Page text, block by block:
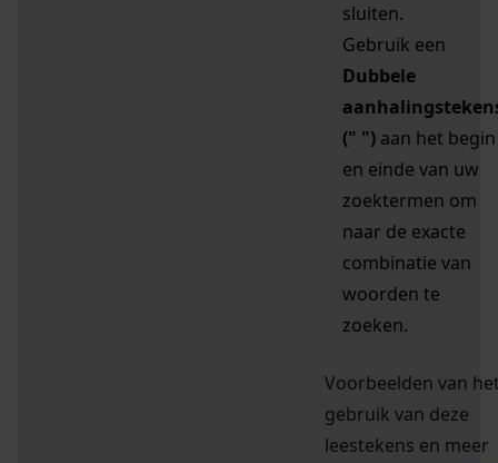
sluiten.
Gebruik een
Dubbele
(" ") aan het begin
en einde van uw
zoektermen om
naar de exacte
combinatie van
woorden te
zoeken.
Voorbeelden van
gebruik van deze
leestekens en meer